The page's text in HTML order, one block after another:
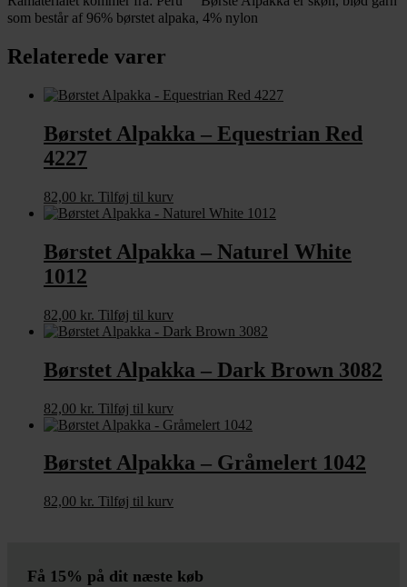
som består af 96% børstet alpaka, 4% nylon
Relaterede varer
Børstet Alpakka – Equestrian Red
4227
82,00 kr. Tilføj til kurv
Børstet Alpakka – Naturel White
1012
82,00 kr. Tilføj til kurv
Børstet Alpakka – Dark Brown 3082
82,00 kr. Tilføj til kurv
Børstet Alpakka – Gråmelert 1042
82,00 kr. Tilføj til kurv
Få 15% på dit næste køb